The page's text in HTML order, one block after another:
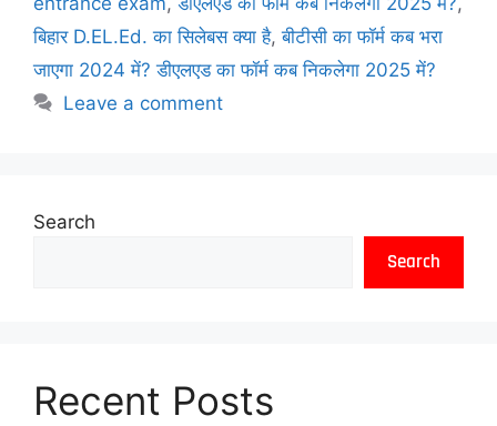
बिहार D.EL.Ed. का सिलेबस क्या है,बीटीसी का फॉर्म कब भरा
जाएगा 2024 में? डीएलएड का फॉर्म कब निकलेगा 2025 में?
Leave a comment
Search
Search
Recent Posts